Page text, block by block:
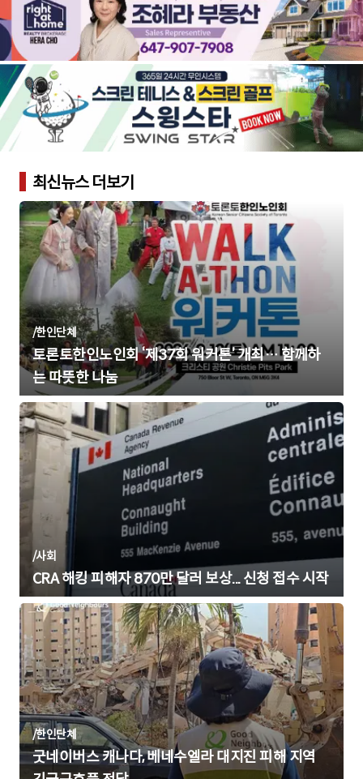
최신뉴스 더보기
/한인단체
토론토한인노인회 ‘제37회 워커톤’ 개최… 함께하
는 따뜻한 나눔
/사회
CRA 해킹 피해자 870만 달러 보상... 신청 접수 시작
/한인단체
굿네이버스 캐나다, 베네수엘라 대지진 피해 지역